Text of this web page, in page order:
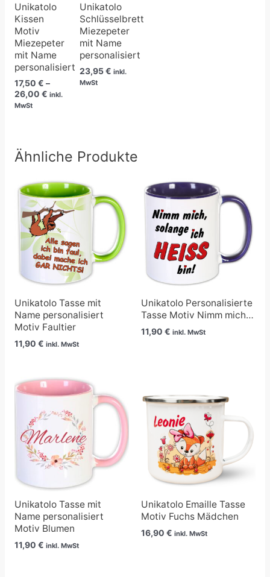
Unikatolo
Kissen
Motiv
Miezepeter
mit Name
personalisiert
17,50 € –
26,00 € inkl.
MwSt
Unikatolo
Schlüsselbrett
Miezepeter
mit Name
personalisiert
23,95€ inkl.
MwSt
Ähnliche Produkte
Unikatolo Tasse mit
Name personalisiert
Motiv Faultier
11,90 € inkl. MwSt
Unikatolo Personalisierte
Tasse Motiv Nimm mich…
11,90 € inkl. MwSt
Unikatolo Tasse mit
Name personalisiert
Motiv Blumen
11,90 € inkl. MwSt
Unikatolo Emaille Tasse
Motiv Fuchs Mädchen
16,90 € inkl. MwSt